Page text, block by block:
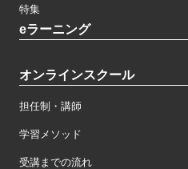
特集
eラーニング
オンラインスクール
担任制・講師
学習メソッド
受講までの流れ